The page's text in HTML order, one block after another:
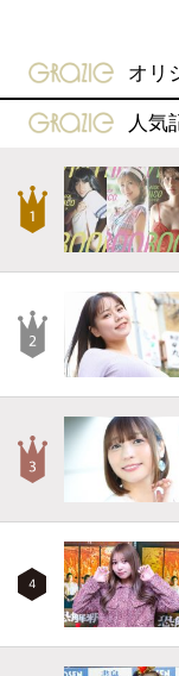
オリ
人気
4